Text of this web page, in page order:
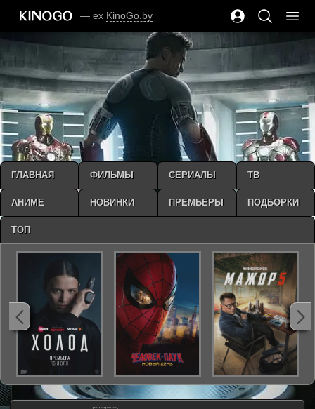
— ex KinoGo.by
ГЛАВНАЯ ФИЛЬМЫ СЕРИАЛЫ ТВ
АНИМЕ НОВИНКИ ПРЕМЬЕРЫ ПОДБОРКИ
ТОП